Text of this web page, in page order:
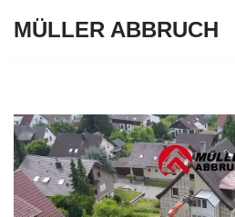
MÜLLER ABBRUCH